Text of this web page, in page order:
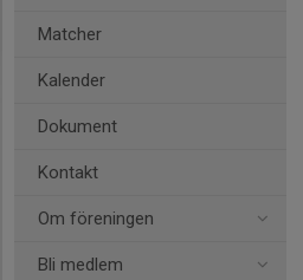
Matcher
Kalender
Dokument
Kontakt
Om föreningen
Bli medlem